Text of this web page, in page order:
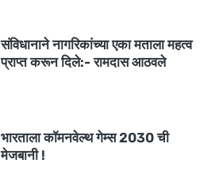
संविधानाने नागरिकांच्या एका मताला महत्व
प्राप्त करून दिले:- रामदास आठवले
भारताला कॉमनवेल्थ गेम्स 2030 ची
मेजबानी !